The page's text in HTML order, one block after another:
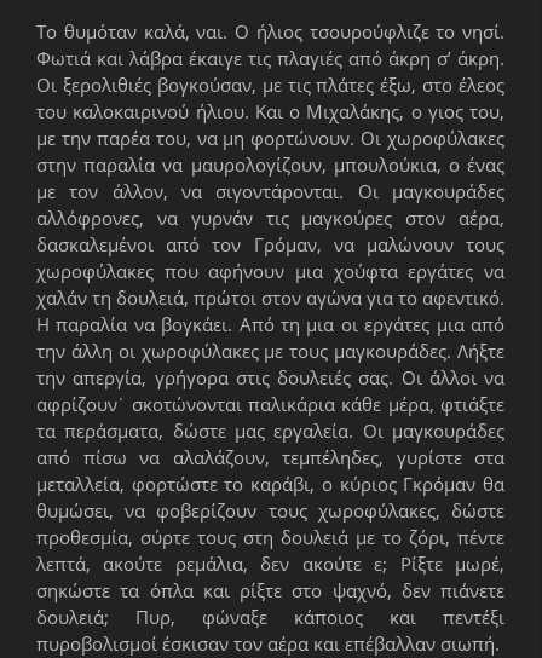
Το θυμόταν καλά, ναι. Ο ήλιος τσουρούφλιζε το νησί.
Φωτιά και λάβρα έκαιγε τις πλαγιές από άκρη σ’ άκρη.
Οι ξερολιθιές βογκούσαν, με τις πλάτες έξω, στο έλεος
του καλοκαιρινού ήλιου. Και ο Μιχαλάκης, ο γιος του,
με την παρέα του, να μη φορτώνουν. Οι χωροφύλακες
στην παραλία να μαυρολογίζουν, μπουλούκια, ο ένας
με τον άλλον, να σιγοντάρονται. Οι μαγκουράδες
αλλόφρονες, να γυρνάν τις μαγκούρες στον αέρα,
δασκαλεμένοι από τον Γρόμαν, να μαλώνουν τους
χωροφύλακες που αφήνουν μια χούφτα εργάτες να
χαλάν τη δουλειά, πρώτοι στον αγώνα για το αφεντικό.
Η παραλία να βογκάει. Από τη μια οι εργάτες μια από
την άλλη οι χωροφύλακες με τους μαγκουράδες. Λήξτε
την απεργία, γρήγορα στις δουλειές σας. Οι άλλοι να
αφρίζουν˙ σκοτώνονται παλικάρια κάθε μέρα, φτιάξτε
τα περάσματα, δώστε μας εργαλεία. Οι μαγκουράδες
από πίσω να αλαλάζουν, τεμπέληδες, γυρίστε στα
μεταλλεία, φορτώστε το καράβι, ο κύριος Γκρόμαν θα
θυμώσει, να φοβερίζουν τους χωροφύλακες, δώστε
προθεσμία, σύρτε τους στη δουλειά με το ζόρι, πέντε
λεπτά, ακούτε ρεμάλια, δεν ακούτε ε; Ρίξτε μωρέ,
σηκώστε τα όπλα και ρίξτε στο ψαχνό, δεν πιάνετε
δουλειά; Πυρ, φώναξε κάποιος και πεντέξι
πυροβολισμοί έσκισαν τον αέρα και επέβαλλαν σιωπή.